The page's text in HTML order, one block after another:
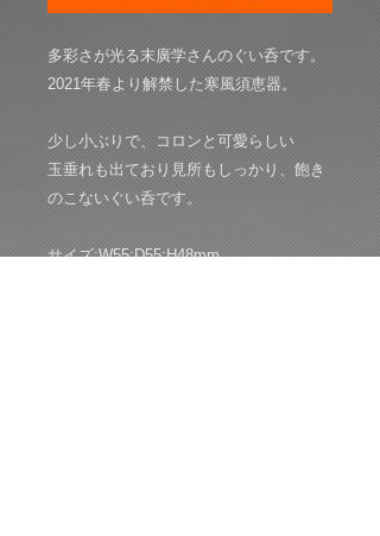
多彩さが光る末廣学さんのぐい呑です。
2021年春より解禁した寒風須恵器。
少し小ぶりで、コロンと可愛らしい
玉垂れも出ており見所もしっかり、飽き
のこないぐい呑です。
サイズ:W55:D55:H48mm